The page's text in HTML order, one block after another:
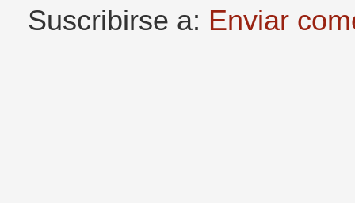
Suscribirse a: Enviar